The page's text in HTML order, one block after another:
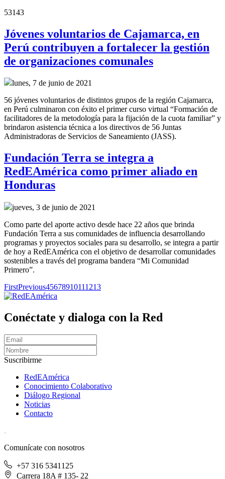
53143
Jóvenes voluntarios de Cajamarca, en
Perú contribuyen a fortalecer la gestión
de organizaciones comunales
lunes, 7 de junio de 2021
56 jóvenes voluntarios de distintos grupos de la región Cajamarca,
en Perú culminaron con éxito el primer curso virtual “Formación de
facilitadores de la metodología para la fijación de la cuota familiar” y
brindaron asistencia técnica a los directivos de 56 Juntas
Administradoras de Servicios de Saneamiento (JASS).
Fundación Terra se integra a
RedEAmérica como primer aliado en
Honduras
jueves, 3 de junio de 2021
Como parte del aporte activo desde hace 22 años que brinda
Fundación Terra a sus comunidades de influencia desarrollando
programas y proyectos sociales para su desarrollo, se integra a partir
de hoy a RedEAmérica con el objetivo de desarrollar comunidades
sostenibles a través del programa bandera “Mi Comunidad
Primero”.
FirstPrevious45678910111213
Conéctate y dialoga con la Red
Suscribirme
RedEAmérica
Conocimiento Colaborativo
Diálogo Regional
Noticias
Contacto
Comunícate con nosotros
+57 316 5341125
Carrera 18A # 135- 22